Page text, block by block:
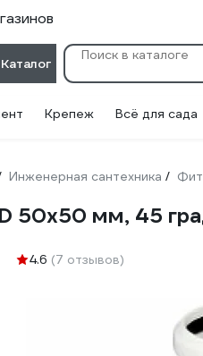
Каталог
Крепеж Всё для сада
Инженерная сантехника /
50х50 мм, 45
4.6 (7 отзывов)